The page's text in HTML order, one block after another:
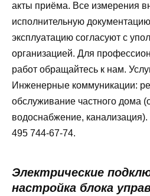
акты приёма. Все измерения
исполнительную
эксплуатацию согласуют с
организацией. Для
работ обращайтесь к нам.
Инженерные коммуникации:
обслуживание частного дома
водоснабжение,
495 744-67-74.
Электрические
настройка блока